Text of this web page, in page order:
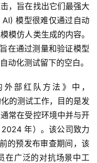
，旨在找出它们最强大
模型很难仅通过自动
模仿人类生成的内容。
在通过测量和验证模型
动化测试留下的空白。
部红队方法》中，
的测试工作，目的是发
常在受控环境中并与开
年）。该公司致力
的预发布审查期间，该
在广泛的对抗场景中工